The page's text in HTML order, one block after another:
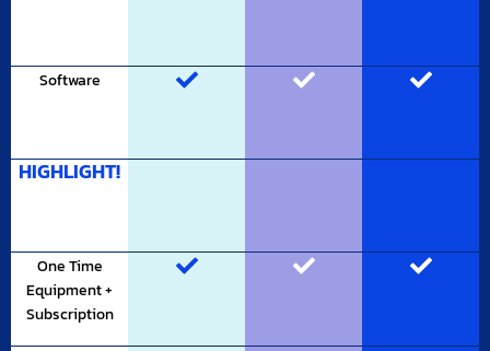
Software
HIGHLIGHT!
One Time
Equipment +
Subscription